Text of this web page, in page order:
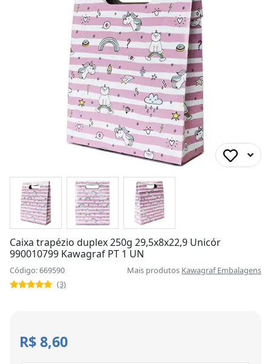
Caixa trapézio duplex 250g 29,5x8x22,9 Unicór
990010799 Kawagraf PT 1 UN
Código: 669590 Mais produtos Kawagraf Embalagens
(3)
R$ 8,60